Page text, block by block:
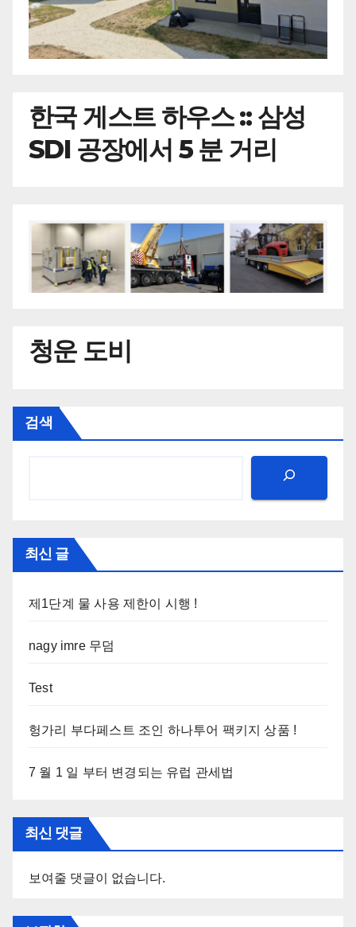
한국 게스트 하우스 :: 삼성
SDI 공장에서 5 분 거리
청운 도비
검색
최신 글
제1단계 물 사용 제한이 시행 !
nagy imre 무덤
Test
헝가리 부다페스트 조인 하나투어 팩키지 상품 !
7 월 1 일 부터 변경되는 유럽 관세법
최신 댓글
보여줄 댓글이 없습니다.